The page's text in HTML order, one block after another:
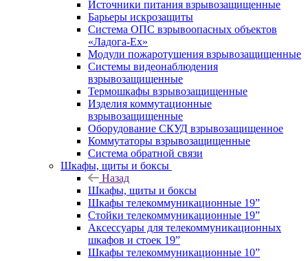
Источники питания взрывозащищенные
Барьеры искрозащиты
Система ОПС взрывоопасных объектов
«Ладога-Ex»
Модули пожаротушения взрывозащищенные
Системы видеонаблюдения
взрывозащищенные
Термошкафы взрывозащищенные
Изделия коммутационные
взрывозащищенные
Оборудование СКУД взрывозащищенное
Коммутаторы взрывозащищенные
Система обратной связи
Шкафы, щиты и боксы
Назад
Шкафы, щиты и боксы
Шкафы телекоммуникационные 19”
Стойки телекоммуникационные 19”
Аксессуары для телекоммуникационных
шкафов и стоек 19”
Шкафы телекоммуникационные 10”